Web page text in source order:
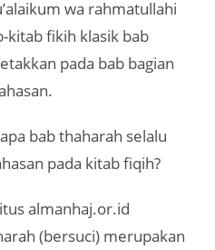
wa rahmatullahi
kitab fikih klasik bab
pada bab bagian
bab thaharah selalu
pada kitab fiqih?
almanhaj.or.id
(bersuci) merupakan